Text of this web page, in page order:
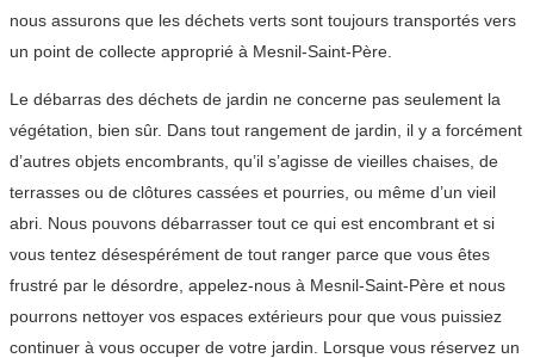
nous assurons que les déchets verts sont toujours transportés vers
un point de collecte approprié à Mesnil-Saint-Père.
Le débarras des déchets de jardin ne concerne pas seulement la
végétation, bien sûr. Dans tout rangement de jardin, il y a forcément
d’autres objets encombrants, qu’il s’agisse de vieilles chaises, de
terrasses ou de clôtures cassées et pourries, ou même d’un vieil
abri. Nous pouvons débarrasser tout ce qui est encombrant et si
vous tentez désespérément de tout ranger parce que vous êtes
frustré par le désordre, appelez-nous à Mesnil-Saint-Père et nous
pourrons nettoyer vos espaces extérieurs pour que vous puissiez
continuer à vous occuper de votre jardin. Lorsque vous réservez un